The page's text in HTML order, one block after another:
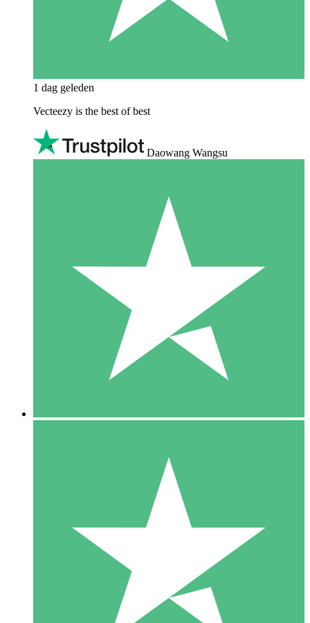
1 dag geleden
Vecteezy is the best of best
Daowang Wangsu